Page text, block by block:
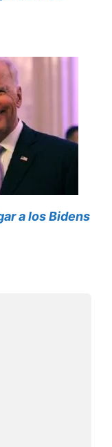
a los Bidens